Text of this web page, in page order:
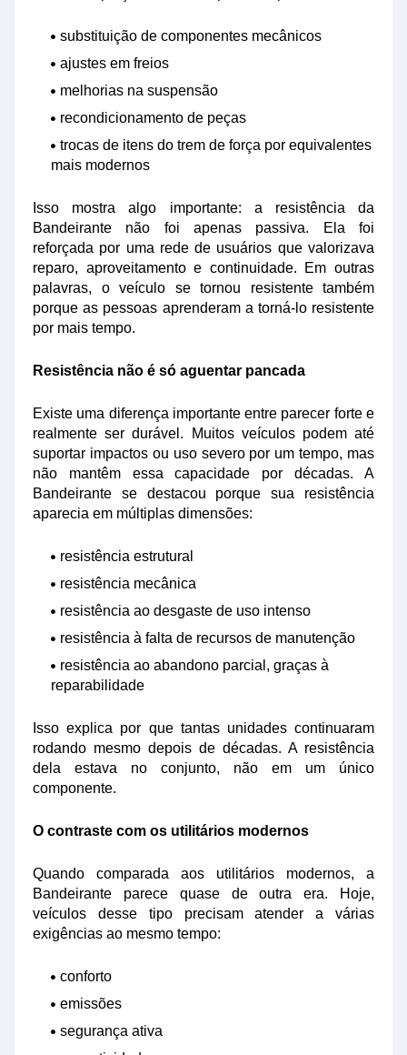
substituição de componentes mecânicos
ajustes em freios
melhorias na suspensão
recondicionamento de peças
trocas de itens do trem de força por equivalentes
mais modernos
Isso mostra algo importante: a resistência da
Bandeirante não foi apenas passiva. Ela foi
reforçada por uma rede de usuários que valorizava
reparo, aproveitamento e continuidade. Em outras
palavras, o veículo se tornou resistente também
porque as pessoas aprenderam a torná-lo resistente
por mais tempo.
Resistência não é só aguentar pancada
Existe uma diferença importante entre parecer forte e
realmente ser durável. Muitos veículos podem até
suportar impactos ou uso severo por um tempo, mas
não mantêm essa capacidade por décadas. A
Bandeirante se destacou porque sua resistência
aparecia em múltiplas dimensões:
resistência estrutural
resistência mecânica
resistência ao desgaste de uso intenso
resistência à falta de recursos de manutenção
resistência ao abandono parcial, graças à
reparabilidade
Isso explica por que tantas unidades continuaram
rodando mesmo depois de décadas. A resistência
dela estava no conjunto, não em um único
componente.
O contraste com os utilitários modernos
Quando comparada aos utilitários modernos, a
Bandeirante parece quase de outra era. Hoje,
veículos desse tipo precisam atender a várias
exigências ao mesmo tempo:
conforto
emissões
segurança ativa